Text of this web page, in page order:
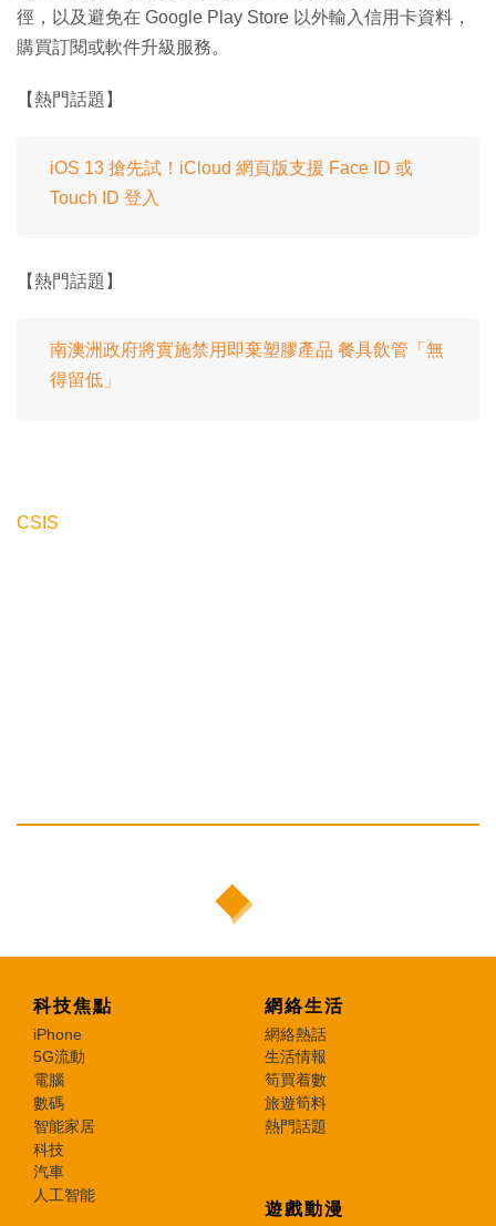
徑，以及避免在 Google Play Store 以外輸入信用卡資料，
購買訂閱或軟件升級服務。
【熱門話題】
iOS 13 搶先試！iCloud 網頁版支援 Face ID 或
Touch ID 登入
【熱門話題】
南澳洲政府將實施禁用即棄塑膠產品 餐具飲管「無
得留低」
CSIS
科技焦點
iPhone
5G流動
電腦
數碼
智能家居
科技
汽車
人工智能
網絡生活
網絡熱話
生活情報
筍買着數
旅遊筍料
熱門話題
遊戲動漫